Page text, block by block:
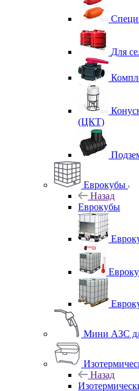
Для
(ЦКТ)
Еврокубы
Назад
Еврокубы
Мини АЗС
Назад